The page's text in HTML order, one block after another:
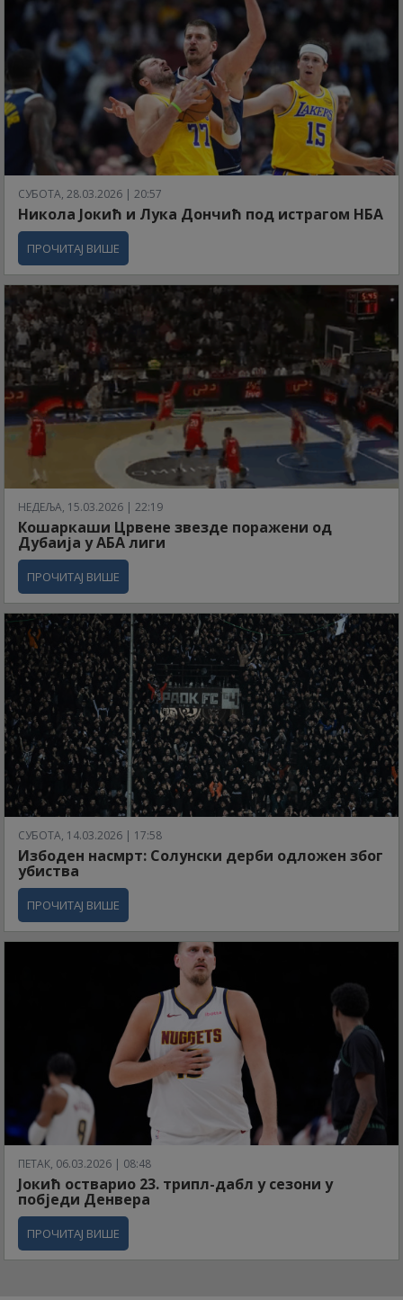
СУБОТА, 28.03.2026 | 20:57
Никола Јокић и Лука Дончић под истрагом НБА
ПРОЧИТАЈ ВИШЕ
НЕДЕЉА, 15.03.2026 | 22:19
Кошаркаши Црвене звезде поражени од
Дубаија у АБА лиги
ПРОЧИТАЈ ВИШЕ
СУБОТА, 14.03.2026 | 17:58
Избоден насмрт: Солунски дерби одложен због
убиства
ПРОЧИТАЈ ВИШЕ
ПЕТАК, 06.03.2026 | 08:48
Јокић остварио 23. трипл-дабл у сезони у
побједи Денвера
ПРОЧИТАЈ ВИШЕ